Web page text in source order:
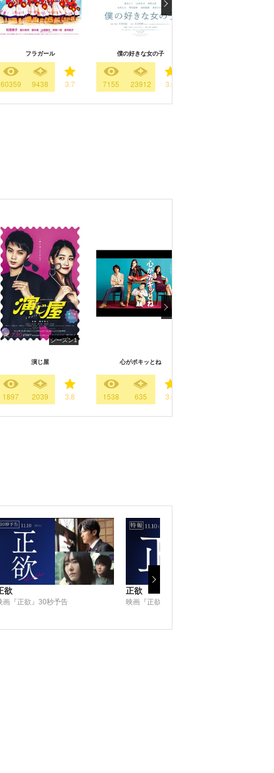
フラガール
60359 9438 3.7
僕の好きな女の子
7155 23912 3.6
シーズン1
演じ屋
1897 2039 3.8
心がポキッとね
1538 635 3.6
欲
画『正欲』30秒予告
正欲
映画『正欲』特報